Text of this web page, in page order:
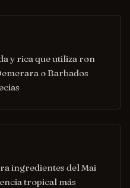
y rica que utiliza ron
o Barbados
ingredientes del Mai
tropical más